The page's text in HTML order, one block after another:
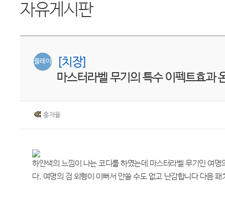
자유게시판
플레이
[치장]
마스터라벨 무기의 특수 이펙트효과
홍재율
하얀색의 느낌이 나는 코디를 하였는데 마스터라벨 무기인 여
다. 여명의 검 외형이 이뻐서 안쓸 수도 없고 난감합니다 다음